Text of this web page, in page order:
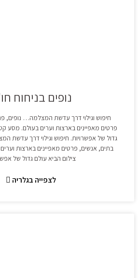
נופים בניחוח
חיפוש וגילוי דרך עדשת המצלמה… נופים,
פרטים מאפיינים בארצות וערים בעולם. מסע
גדול של אפשרויות. חיפוש וגילוי דרך עדשת
בתים, אנשים, פרטים מאפיינים בארצות
צילום הביא עולם גדול של
לצפייה בגלריה